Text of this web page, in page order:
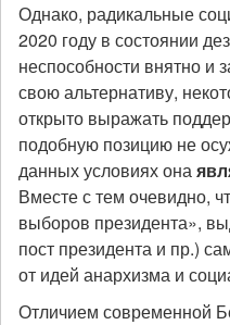
Однако, радикальные
2020 году в состоянии
неспособности внятно и
свою альтернативу,
открыто выражать
подобную позицию не
данных условиях она
Вместе с тем очевидно,
выборов президента»,
пост президента и пр.)
от идей анархизма и
Отличием современной